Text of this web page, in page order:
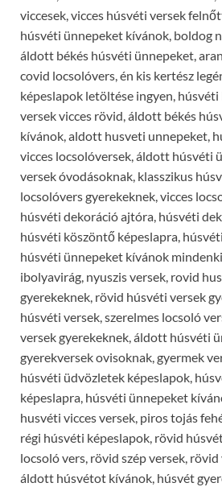
viccesek, vicces húsvéti versek
húsvéti ünnepeket kívánok, boldog
áldott békés húsvéti ünnepeket,
covid locsolóvers, én kis kertész
képeslapok letöltése ingyen,
versek vicces rövid, áldott békés
kívánok, aldott husveti unnepeket,
vicces locsolóversek, áldott húsvéti
versek óvodásoknak, klasszikus
locsolóvers gyerekeknek, vicces
húsvéti dekoráció ajtóra, húsvéti
húsvéti köszöntő képeslapra,
húsvéti ünnepeket kívánok
ibolyavirág, nyuszis versek, rovid
gyerekeknek, rövid húsvéti versek
húsvéti versek, szerelmes locsoló
versek gyerekeknek, áldott húsvéti
gyerekversek ovisoknak, gyermek
húsvéti üdvözletek képeslapok,
képeslapra, húsvéti ünnepeket
husvéti vicces versek, piros tojás
régi húsvéti képeslapok, rövid
locsoló vers, rövid szép versek,
áldott húsvétot kívánok, húsvét